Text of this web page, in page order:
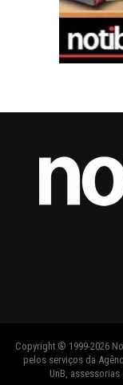
Copyright ® 1999-2026
pelos serviços da
UnB,